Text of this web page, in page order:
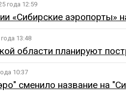
года 12:59
«Сибирские аэропорты»
13:48
области планируют
10:37
сменило название на